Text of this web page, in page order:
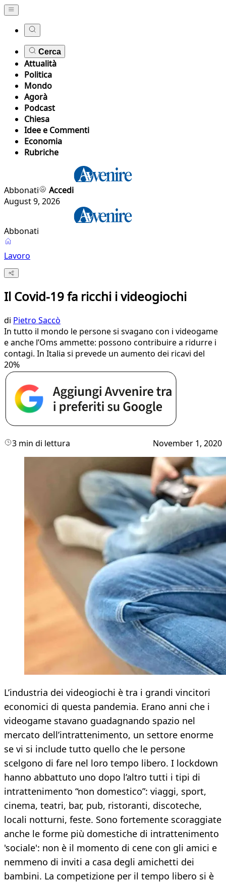
Cerca
Attualità
Politica
Mondo
Agorà
Podcast
Chiesa
Idee e Commenti
Economia
Rubriche
Abbonati
Accedi
August 9, 2026
Abbonati
Lavoro
Il Covid-19 fa ricchi i videogiochi
di Pietro Saccò
In tutto il mondo le persone si svagano con i videogame
e anche l’Oms ammette: possono contribuire a ridurre i
contagi. In Italia si prevede un aumento dei ricavi del
20%
3 min di lettura November 1, 2020
L’industria dei videogiochi è tra i grandi vincitori
economici di questa pandemia. Erano anni che i
videogame stavano guadagnando spazio nel
mercato dell’intrattenimento, un settore enorme
se vi si include tutto quello che le persone
scelgono di fare nel loro tempo libero. I lockdown
hanno abbattuto uno dopo l’altro tutti i tipi di
intrattenimento “non domestico”: viaggi, sport,
cinema, teatri, bar, pub, ristoranti, discoteche,
locali notturni, feste. Sono fortemente scoraggiate
anche le forme più domestiche di intrattenimento
'sociale': non è il momento di cene con gli amici e
nemmeno di inviti a casa degli amichetti dei
bambini. La competizione per il tempo libero si è